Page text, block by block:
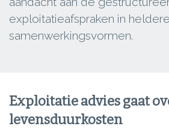
exploitatieafspraken in
samenwerkingsvormen.
Exploitatie advies gaat
levensduurkosten